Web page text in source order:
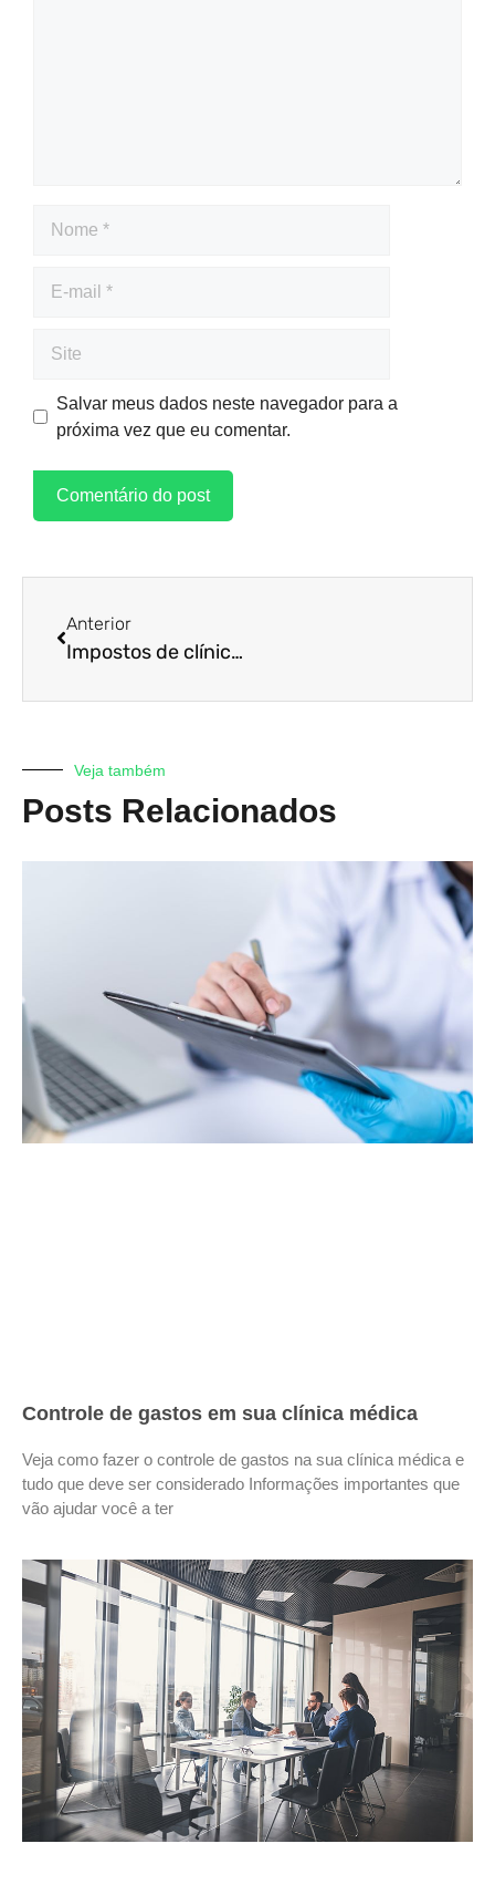
Salvar meus dados neste navegador para a
próxima vez que eu comentar.
Anterior
Impostos de clínica médica: quais são os principais?
Veja também
Posts Relacionados
Controle de gastos em sua clínica médica
Veja como fazer o controle de gastos na sua clínica médica e
tudo que deve ser considerado Informações importantes que
vão ajudar você a ter